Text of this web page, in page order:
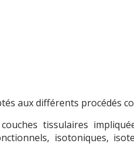
aux différents procédés
tissulaires
isotoniques,